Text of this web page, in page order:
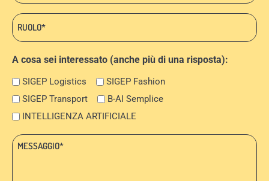
Ruolo:
*
A cosa sei interessato (anche più di una risposta):
SIGEP Logistics
SIGEP Fashion
SIGEP Transport
B-AI Semplice
INTELLIGENZA ARTIFICIALE
Messaggio: